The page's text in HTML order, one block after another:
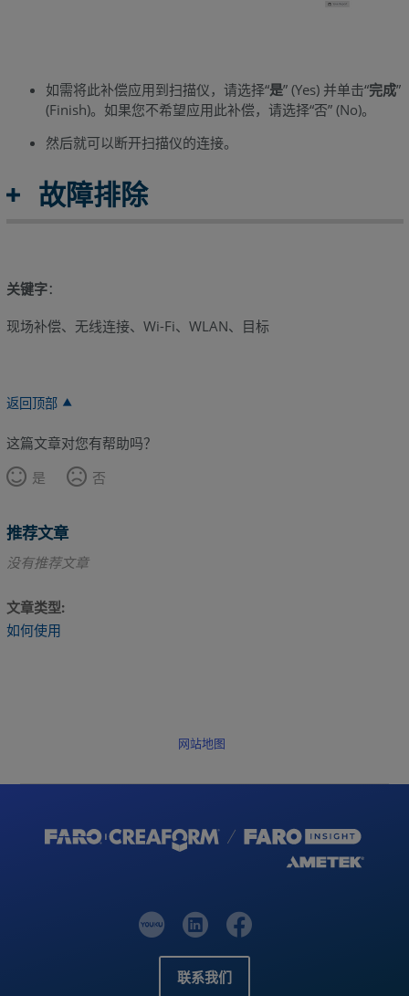
如需将此补偿应用到扫描仪，请选择“是” (Yes) 并单击“完成”
(Finish)。如果您不希望应用此补偿，请选择“否” (No)。
然后就可以断开扫描仪的连接。
故障排除
关键字：
现场补偿、无线连接、Wi-Fi、WLAN、目标
返回顶部
这篇文章对您有帮助吗？
是
否
推荐文章
没有推荐文章
文章类型
如何使用
网站地图
联系我们